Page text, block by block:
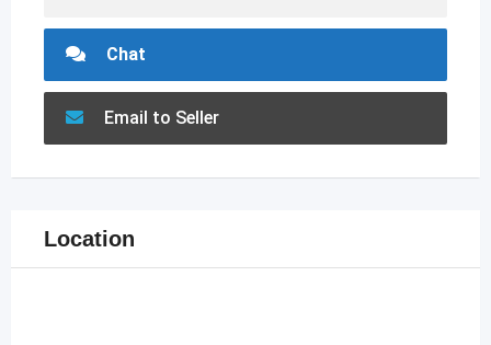
Chat
Email to Seller
Location